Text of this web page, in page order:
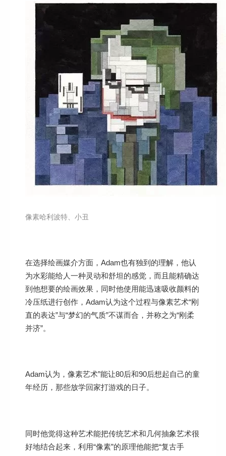
像素哈利波特、小丑
在选择绘画媒介方面，Adam也有独到的理解，他认
为水彩能给人一种灵动和舒坦的感觉，而且能精确达
到他想要的绘画效果，同时他使用能迅速吸收颜料的
冷压纸进行创作，Adam认为这个过程与像素艺术“刚
直的表达”与“梦幻的气质”不谋而合，并称之为“刚柔
并济”。
Adam认为，像素艺术”能让80后和90后想起自己的童
年经历，那些放学回家打游戏的日子。
同时他觉得这种艺术能把传统艺术和几何抽象艺术很
好地结合起来，利用“像素”的原理他能把“复古手